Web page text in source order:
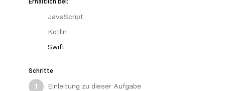
JavaScript
Kotlin
Swift
Schritte
1
Einleitung zu dieser Aufgabe